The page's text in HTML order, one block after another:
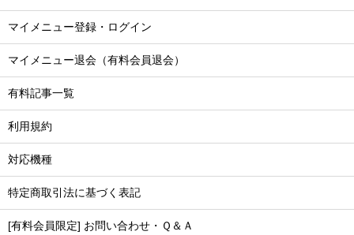
マイメニュー登録・ログイン
マイメニュー退会（有料会員退会）
有料記事一覧
利用規約
対応機種
特定商取引法に基づく表記
[有料会員限定] お問い合わせ・Ｑ＆Ａ